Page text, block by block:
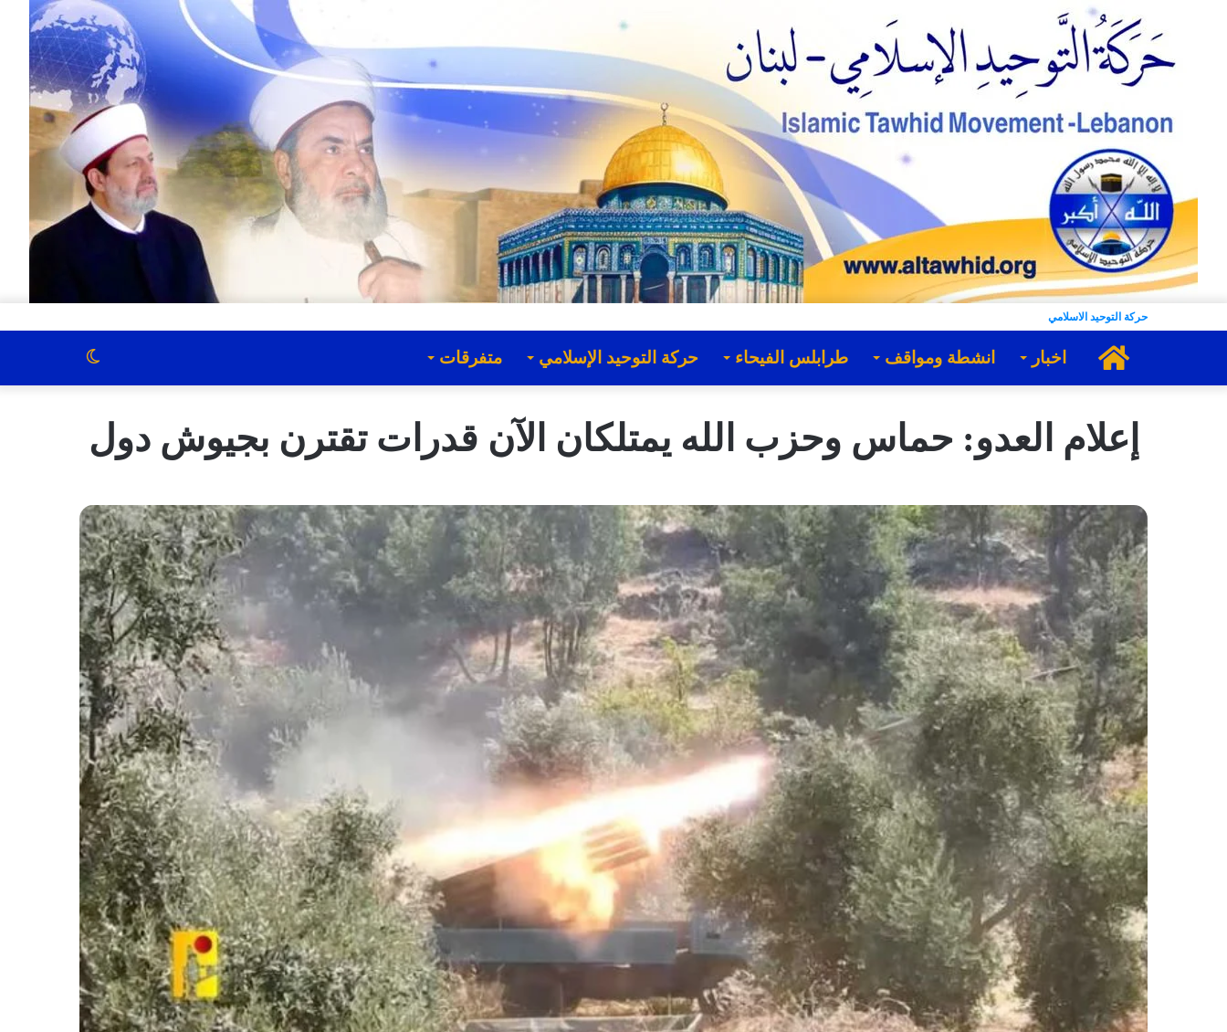
حركة التوحيد الاسلامي
الرئيسية
اخبار انشطة ومواقف طرابلس الفيحاء حركة التوحيد الإسلامي متفرقات الوضع
إعلام العدو: حماس وحزب الله يمتلكان الآن قدرات تقترن بجيوش دول